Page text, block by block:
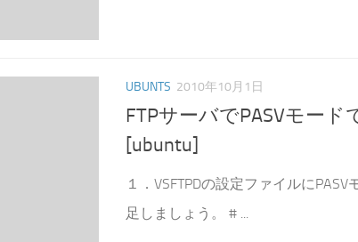
UBUNTS 2010年10月1日
FTPサーバでPASVモー
[ubuntu]
１．VSFTPDの設定ファイルに
足しましょう。 # ...